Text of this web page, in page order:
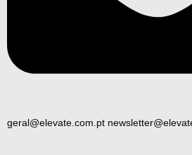
geral@elevate.com.pt